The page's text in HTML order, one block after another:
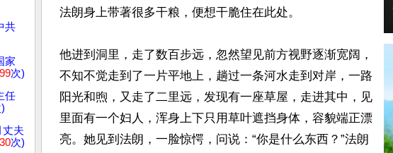
共
家
次)
任
丈夫
次)
法朗身上带著很多干粮，便想干脆住在此处。
他进到洞里，走了数百步远，忽然望见前方视野逐渐宽阔，
不知不觉走到了一片平地上，趟过一条河水走到对岸，一路
阳光和煦，又走了二里远，发现有一座草屋，走进其中，见
里面有一个妇人，浑身上下只用草叶遮挡身体，容貌端正漂
亮。她见到法朗，一脸惊愕，问说：“你是什么东西？”法朗